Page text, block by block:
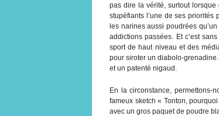
pas dire la vérité, surtout lorsque
stupéfiants l’une de ses
les narines aussi poudrées
addictions passées. Et c’est
sport de haut niveau et des
pour siroter un diabolo-
et un patenté nigaud.
En la circonstance, permettons-
fameux sketch « Tonton,
avec un gros paquet de poudre